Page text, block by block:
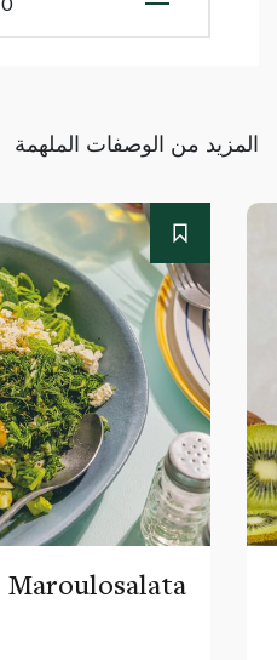
المزيد من الوصفات الملهمة
Maroulosalata